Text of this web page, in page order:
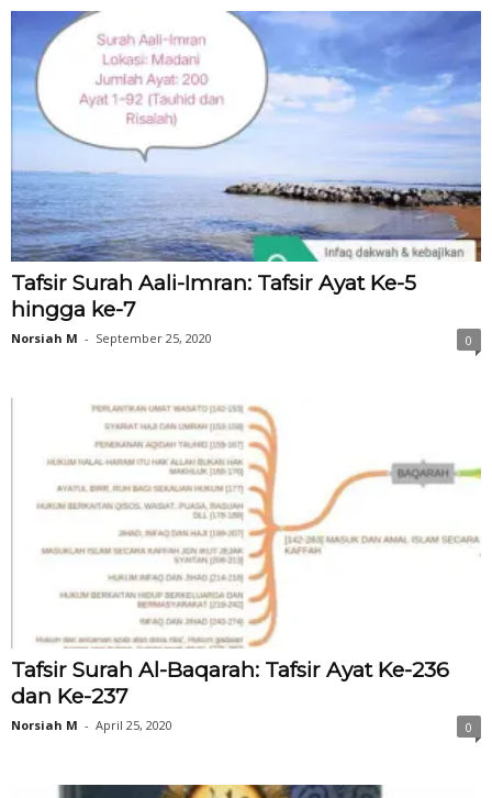
Tafsir Surah Aali-Imran: Tafsir Ayat Ke-5
hingga ke-7
Norsiah M - September 25, 2020 0
Tafsir Surah Al-Baqarah: Tafsir Ayat Ke-236
dan Ke-237
Norsiah M - April 25, 2020 0